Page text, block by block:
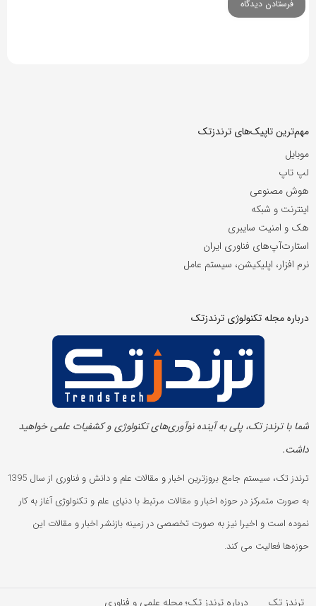
مهم‌ترین تاپیک‌های ترندزتک
موبایل
لپ تاپ
هوش مصنوعی
اینترنت و شبکه
هک و امنیت سایبری
استارت‌آپ‌های فناوری ایران
نرم افزار، اپلیکیشن، سیستم عامل
درباره مجله تکنولوژی ترندزتک
شما با ترندز تک، پلی به آینده‌ نوآوری‌های تکنولوژی و کشفیات علمی خواهید
داشت.
ترندز تک، سیستم جامع بروزترین اخبار و مقالات علم و دانش و فناوری از سال 1395
به صورت متمرکز در حوزه اخبار و مقالات مرتبط با دنیای علم و تکنولوژی آغاز به کار
نموده است و اخیرا نیز به صورت تخصصی در زمینه بازنشر اخبار و مقالات این
حوزه‌ها فعالیت می کند.
ترندز تک درباره ترندز تک؛ مجله علمی و فناوری